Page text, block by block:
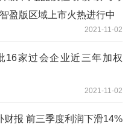
盈版区域上市火热进行中
2021-11-02
16家过会企业近三年加权
2021-11-02
报 前三季度利润下滑14%